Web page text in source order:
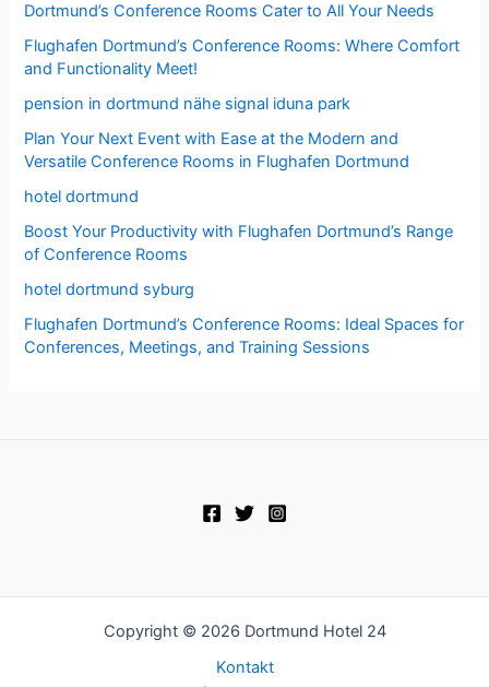
Dortmund’s Conference Rooms Cater to All Your Needs
Flughafen Dortmund’s Conference Rooms: Where Comfort
and Functionality Meet!
pension in dortmund nähe signal iduna park
Plan Your Next Event with Ease at the Modern and
Versatile Conference Rooms in Flughafen Dortmund
hotel dortmund
Boost Your Productivity with Flughafen Dortmund’s Range
of Conference Rooms
hotel dortmund syburg
Flughafen Dortmund’s Conference Rooms: Ideal Spaces for
Conferences, Meetings, and Training Sessions
Copyright © 2026 Dortmund Hotel 24
Kontakt